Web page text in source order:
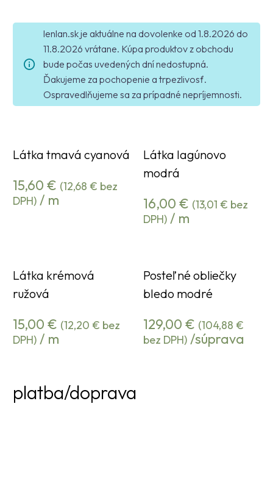
lenlan.sk je aktuálne na dovolenke od 1.8.2026 do
11.8.2026 vrátane. Kúpa produktov z obchodu
bude počas uvedených dní nedostupná.
Ďakujeme za pochopenie a trpezlivosť.
Ospravedlňujeme sa za prípadné nepríjemnosti.
Látka tmavá cyanová
15,60 € (12,68 € bez
DPH) / m
Látka lagúnovo
modrá
16,00 € (13,01 € bez
DPH) / m
Látka krémová
ružová
15,00 € (12,20 € bez
DPH) / m
Posteľné obliečky
bledo modré
129,00 € (104,88 €
bez DPH) /súprava
platba/doprava